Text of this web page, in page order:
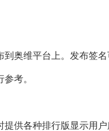
维平台上。发布签名
考。
各种排行版显示用户